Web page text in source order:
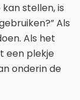
stellen, is
Als
Als het
een plekje
onderin de